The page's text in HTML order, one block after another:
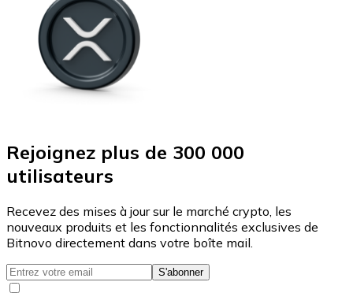
Rejoignez plus de 300 000
utilisateurs
Recevez des mises à jour sur le marché crypto, les
nouveaux produits et les fonctionnalités exclusives de
Bitnovo directement dans votre boîte mail.
S'abonner